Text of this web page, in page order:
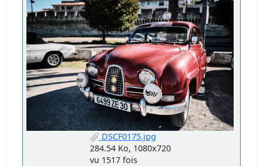
DSCF0175.jpg
284.54 Ko, 1080x720
vu 1517 fois